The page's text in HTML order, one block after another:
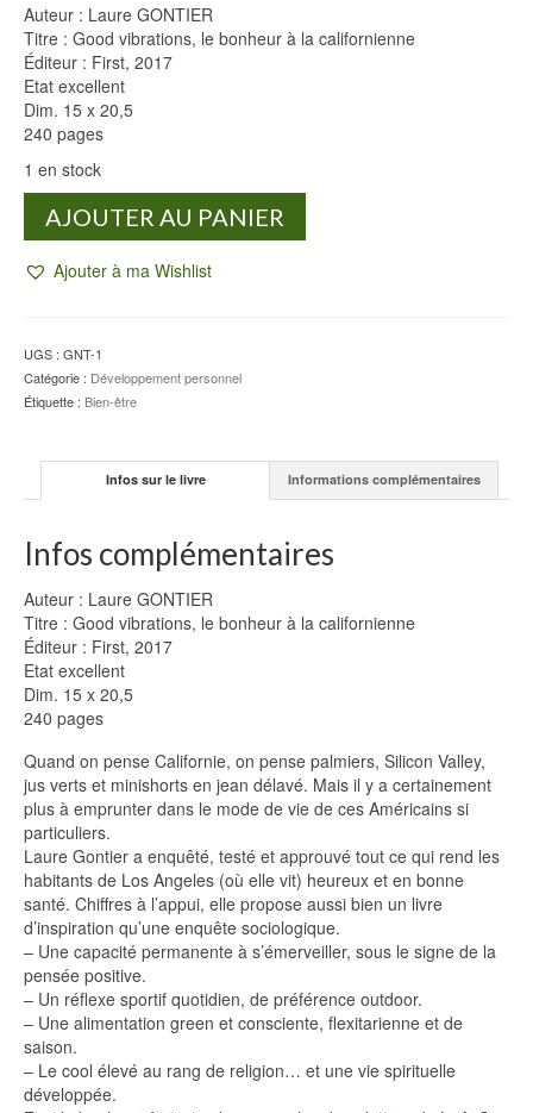
Auteur : Laure GONTIER
Titre : Good vibrations, le bonheur à la californienne
Éditeur : First, 2017
Etat excellent
Dim. 15 x 20,5
240 pages
1 en stock
vibrations
GONTIER
AJOUTER AU PANIER
Ajouter à ma Wishlist
UGS : GNT-1
Catégorie : Développement personnel
Étiquette : Bien-être
Infos sur le livre Informations complémentaires
Infos complémentaires
Auteur : Laure GONTIER
Titre : Good vibrations, le bonheur à la californienne
Éditeur : First, 2017
Etat excellent
Dim. 15 x 20,5
240 pages
Quand on pense Californie, on pense palmiers, Silicon Valley,
jus verts et minishorts en jean délavé. Mais il y a certainement
plus à emprunter dans le mode de vie de ces Américains si
particuliers.
Laure Gontier a enquêté, testé et approuvé tout ce qui rend les
habitants de Los Angeles (où elle vit) heureux et en bonne
santé. Chiffres à l’appui, elle propose aussi bien un livre
d’inspiration qu’une enquête sociologique.
– Une capacité permanente à s’émerveiller, sous le signe de la
pensée positive.
– Un réflexe sportif quotidien, de préférence outdoor.
– Une alimentation green et consciente, flexitarienne et de
saison.
– Le cool élevé au rang de religion… et une vie spirituelle
développée.